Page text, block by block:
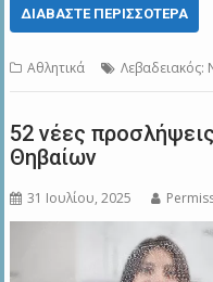
ΔΙΑΒΆΣΤΕ ΠΕΡΙΣΣΌΤΕΡΑ
Αθλητικά Λεβαδειακός:
52 νέες
Θηβαίων
31 Ιουλίου, 2025